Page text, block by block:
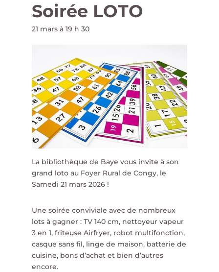
Soirée LOTO
21 mars à 19 h 30
La bibliothèque de Baye vous invite à son
grand loto au Foyer Rural de Congy, le
Samedi 21 mars 2026 !
Une soirée conviviale avec de nombreux
lots à gagner : TV 140 cm, nettoyeur vapeur
3 en 1, friteuse Airfryer, robot multifonction,
casque sans fil, linge de maison, batterie de
cuisine, bons d’achat et bien d’autres
encore.